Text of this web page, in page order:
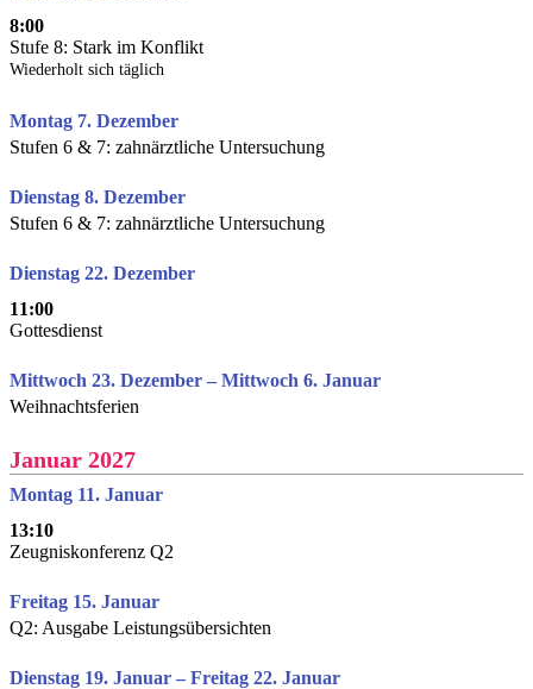
8:00
Stufe 8: Stark im Konflikt
Wiederholt sich täglich
Montag 7. Dezember
Stufen 6 & 7: zahnärztliche Untersuchung
Dienstag 8. Dezember
Stufen 6 & 7: zahnärztliche Untersuchung
Dienstag 22. Dezember
11:00
Gottesdienst
Mittwoch 23. Dezember – Mittwoch 6. Januar
Weihnachtsferien
Januar 2027
Montag 11. Januar
13:10
Zeugniskonferenz Q2
Freitag 15. Januar
Q2: Ausgabe Leistungsübersichten
Dienstag 19. Januar – Freitag 22. Januar